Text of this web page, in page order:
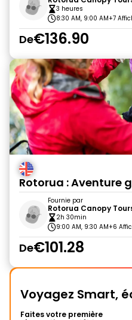
3 heures
8:30 AM, 9:00 AM+7
De€136.90
Rotorua : Aventure
Fournie par
Rotorua Canopy
2h 30min
9:00 AM, 9:30 AM+6
De€101.28
Voyagez Smart,
Faites votre première